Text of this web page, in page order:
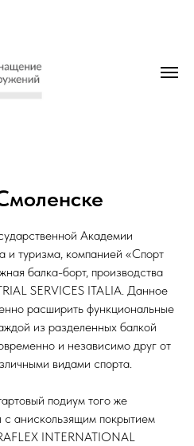
Академии
и туризма, компанией «Спорт
балка-борт, производства
SERVICES ITALIA. Данное
расширить функциональные
из разделенных балкой
и независимо друг от
видами спорта.
подиум того же
с анискользящим покрытием
INTERNATIONAL